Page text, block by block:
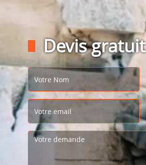
Devis gratuit